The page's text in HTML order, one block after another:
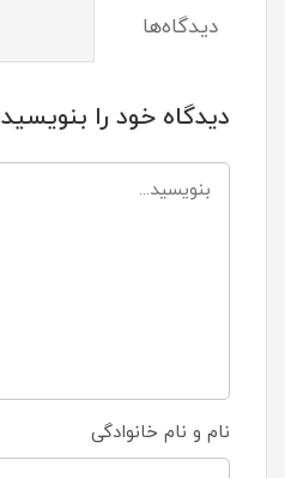
دیدگاه‌ها
دیدگاه خود را بنویسید
نام و نام خانوادگی